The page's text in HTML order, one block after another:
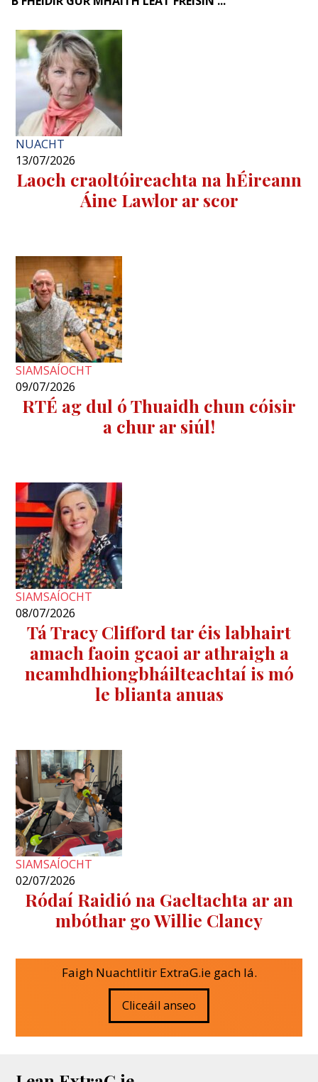
NUACHT
13/07/2026
Laoch craoltóireachta na hÉireann
Áine Lawlor ar scor
SIAMSAÍOCHT
09/07/2026
RTÉ ag dul ó Thuaidh chun cóisir
a chur ar siúl!
SIAMSAÍOCHT
08/07/2026
Tá Tracy Clifford tar éis labhairt
amach faoin gcaoi ar athraigh a
neamhdhiongbháilteachtaí is mó
le blianta anuas
SIAMSAÍOCHT
02/07/2026
Ródaí Raidió na Gaeltachta ar an
mbóthar go Willie Clancy
Faigh Nuachtlitir ExtraG.ie gach lá.
Cliceáil anseo